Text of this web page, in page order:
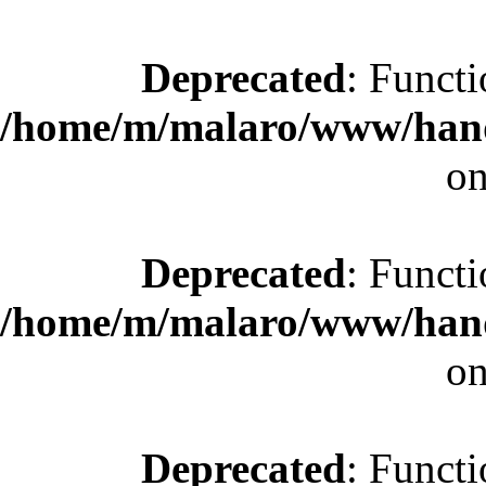
Deprecated:
/home/m/malaro/www/
Deprecated:
/home/m/malaro/www/
Deprecated: